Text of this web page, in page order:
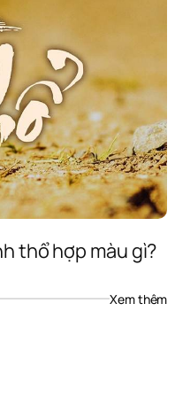
thổ hợp màu gì?
Xem thêm: